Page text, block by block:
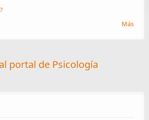
Más
portal de Psicología